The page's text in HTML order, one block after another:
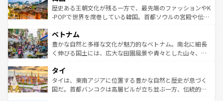
はコンテンツ一覧を参照してほしい。
ビング、ハイキングなど、アウトドア好きにはたまらな
い。オーストラリアの多彩な魅力を存分に味わいつくそ
参照してほしい。
と山間の静けさが共存しており、訪れる人に新しい発見と
驚きをもたらしてくれる。また、奥深い台湾の食文化も魅
容にもいいと評判のスイーツなど、バラエティ豊かな料理
が味わえる。 なお、新着の台湾情報は コンテンツ一覧を参
照してほしい。
歴史ある王朝文化が残る一方で、最先端のファッションやK
-POPで世界を席巻している韓国。首都ソウルの宮殿や伝統
き、地方に足を延ばせば四季折々の自然美を楽しむことが
できる。そして、キムチや焼肉、絶品のストリートフード
まで、さまざまな韓国料理が待っている。夜には、韓国な
リティに包まれながら、韓国の多彩な魅力を心ゆくまで味
わってみてほしい。 なお、新着の韓国情報はコンテンツ一
覧を参照してほしい。
ベトナム
豊かな自然と多様な文化が魅力的なベトナム。南北に細長
く伸びる国土には、広大な田園風景や青々とした山々、世
急速な発展と共に伝統が息づく。ハノイの古い町並みやホ
ーチミン市のフランス統治時代の建物も、独特の雰囲気を
醸し出している。また、バラエティの豊かさとおいしさで
タイ
タイは、東南アジアに位置する豊かな自然と歴史が息づく
国だ。首都バンコクは高層ビルが立ち並ぶ一方、伝統的な